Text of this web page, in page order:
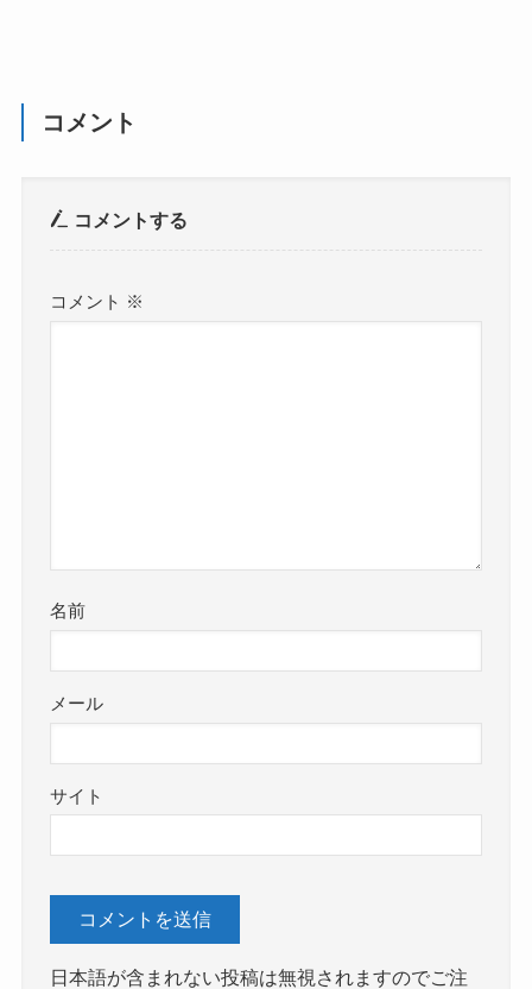
コメント
コメントする
コメント ※
名前
メール
サイト
日本語が含まれない投稿は無視されますのでご注